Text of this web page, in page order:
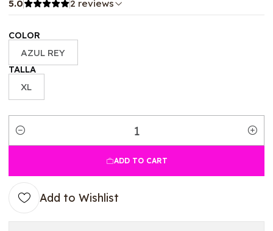
5.0 2 reviews
COLOR
AZUL REY
TALLA
XL
Quantity
ADD TO CART
Add to Wishlist